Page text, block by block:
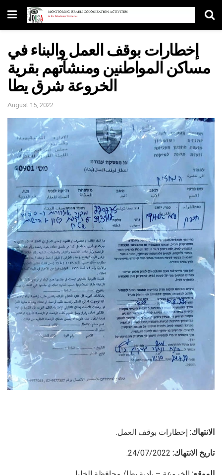
إخطارات بوقف العمل والبناء في
مساكن المواطنين ومنشآتهم بقرية
الخروعة شرق يطا
August 15, 2022
الانتهاك: إخطارات بوقف العمل.
تاريخ الانتهاك: